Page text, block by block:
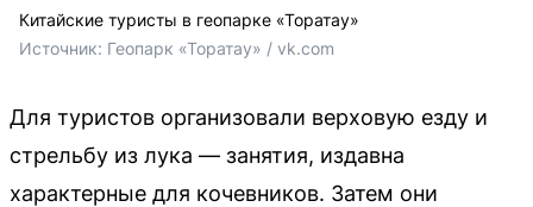
Китайские туристы в геопарке «Торатау»
Источник: Геопарк «Торатау» / vk.com
Для туристов организовали верховую езду и
стрельбу из лука — занятия, издавна
характерные для кочевников. Затем они